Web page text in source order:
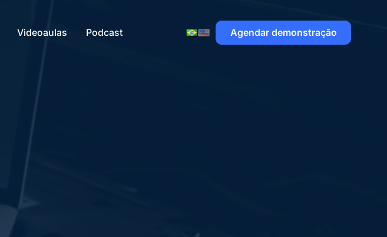
Videoaulas Podcast Agendar demonstração